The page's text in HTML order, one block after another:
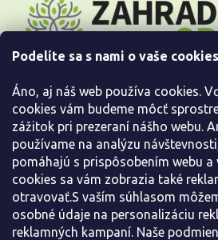
Podelíte sa s nami o vaše
Áno, aj náš web používa cookies.
cookies vám budeme môcť
zážitok pri prezeraní nášho webu.
používame na analýzu
pomáhajú s prispôsobením webu
cookies sa vám zobrazia také
otravovať.S vaším súhlasom
osobné údaje na personalizáciu
reklamných kampaní. Naše
p
ä
Všetko o nákupe
Informácie pre Vás
Kontaktujte nás